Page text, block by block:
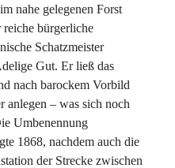
nahe gelegenen Forst
bürgerliche
Schatzmeister
Gut. Er ließ das
nach barockem Vorbild
anlegen – was sich noch
Umbenennung
1868, nachdem auch die
der Strecke zwischen